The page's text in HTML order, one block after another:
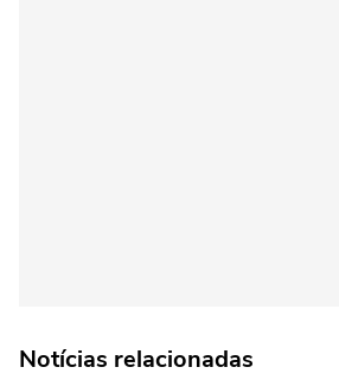
Notícias relacionadas